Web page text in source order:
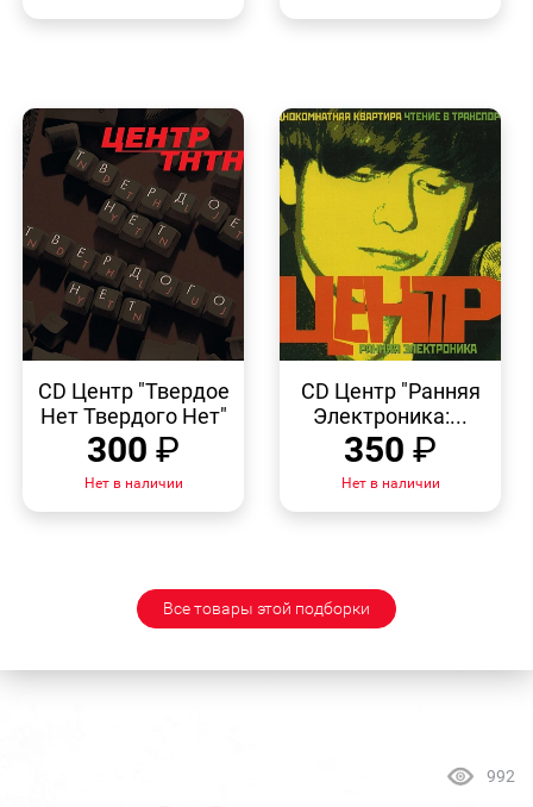
ПРОСМОТР
CD Центр "Твердое
Нет Твердого Нет"
300 ₽
Нет в наличии
ПРОСМОТР
CD Центр "Ранняя
Электроника:...
350 ₽
Нет в наличии
Все товары этой подборки
992